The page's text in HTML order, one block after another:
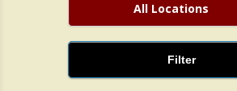
All Locations
Filter